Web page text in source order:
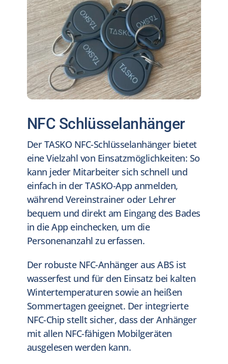
NFC Schlüsselanhänger
Der TASKO NFC-Schlüsselanhänger bietet
eine Vielzahl von Einsatzmöglichkeiten: So
kann jeder Mitarbeiter sich schnell und
einfach in der TASKO-App anmelden,
während Vereinstrainer oder Lehrer
bequem und direkt am Eingang des Bades
in die App einchecken, um die
Personenanzahl zu erfassen.
Der robuste NFC-Anhänger aus ABS ist
wasserfest und für den Einsatz bei kalten
Wintertemperaturen sowie an heißen
Sommertagen geeignet. Der integrierte
NFC-Chip stellt sicher, dass der Anhänger
mit allen NFC-fähigen Mobilgeräten
ausgelesen werden kann.